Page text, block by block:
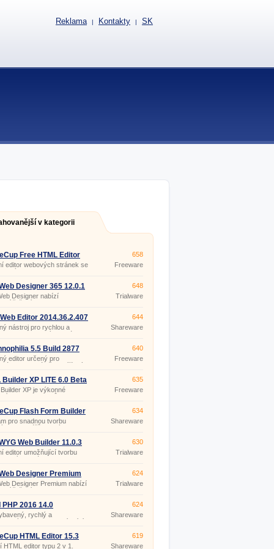
v kategorii
Free HTML Editor
editor webových stránek se
FTP klientem pro
658
Freeware
Designer 365 12.0.1
Designer nabízí
řešení pro snadnou
stránek s pomocí šablon.
648
Trialware
Editor 2014.36.2.407
nástroj pro rychlou a
tvorbu webových stránek
644
Shareware
5.5 Build 2877
editor určený pro
speciálně zaměřený
640
Freeware
Builder XP LITE 6.0 Beta
XP je výkonné
pro tvorbu webů.
635
Freeware
Flash Form Builder
pro snadnou tvorbu
formulářů pouhým
potřeby znalosti tvorby
634
Shareware
Web Builder 11.0.3
editor umožňující tvorbu
stránek i bez
630
Trialware
Designer Premium
Designer Premium nabízí
řešení pro snadnou
stránek s pomocí šablon.
624
Trialware
PHP 2016 14.0
rychlý a
PHP editor nabízející
nástrojů pro editaci PHP.
624
Shareware
HTML Editor 15.3
HTML editor typu 2 v 1.
619
Shareware
Reklama | Kontakty | SK